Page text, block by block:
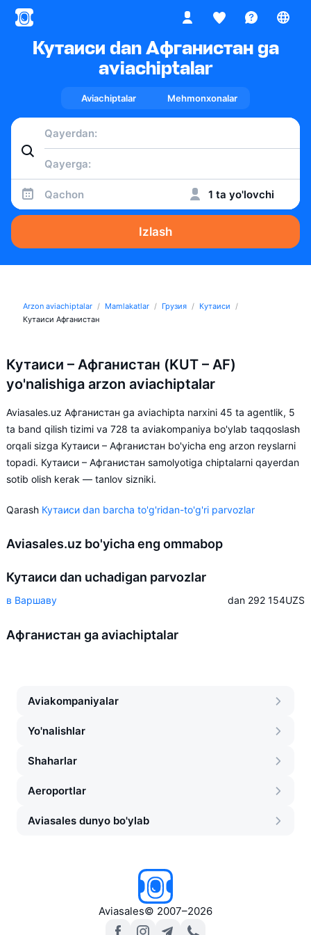
Кутаиси dan Афганистан ga
aviachiptalar
Aviachiptalar Mehmonxonalar
Qachon 1 ta yo'lovchi
Izlash
Arzon aviachiptalar Mamlakatlar Грузия
Кутаиси
Кутаиси Афганистан
Кутаиси – Афганистан (KUT – AF)
yo'nalishiga arzon aviachiptalar
Aviasales.uz Афганистан ga aviachipta narxini 45 ta agentlik, 5
ta band qilish tizimi va 728 ta aviakompaniya bo'ylab taqqoslash
orqali sizga Кутаиси – Афганистан bo'yicha eng arzon reyslarni
topadi. Кутаиси – Афганистан samolyotiga chiptalarni qayerdan
sotib olish kerak — tanlov sizniki.
Qarash Кутаиси dan barcha to'g'ridan-to'g'ri parvozlar
Aviasales.uz bo'yicha eng ommabop
Кутаиси dan uchadigan parvozlar
в Варшаву dan 292 154UZS
Афганистан ga aviachiptalar
Aviakompaniyalar
Yo'nalishlar
Shaharlar
Aeroportlar
Aviasales dunyo bo'ylab
Aviasales© 2007–2026